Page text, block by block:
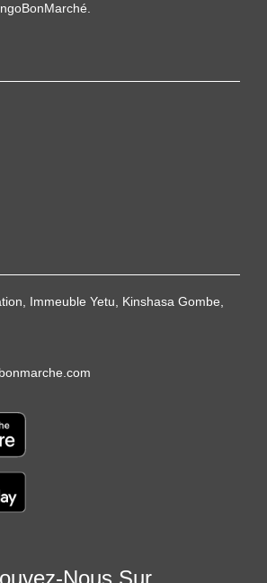
Immeuble Yetu, Kinshasa Gombe,
Nous Sur